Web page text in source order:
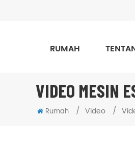
RUMAH
VIDEO MESIN
Rumah / Video /